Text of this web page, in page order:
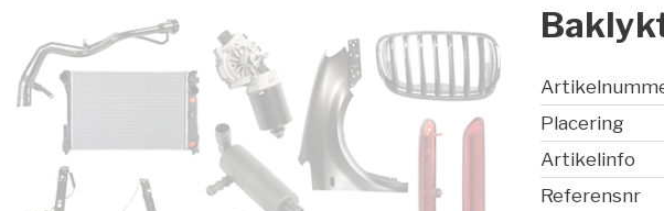
Placering
Artikelinfo
Referensnr